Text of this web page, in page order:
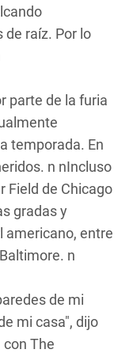
de raíz. Por lo
parte de la furia
temporada. En
n nIncluso
Field de Chicago
gradas y
americano, entre
n
de mi
mi casa", dijo
The